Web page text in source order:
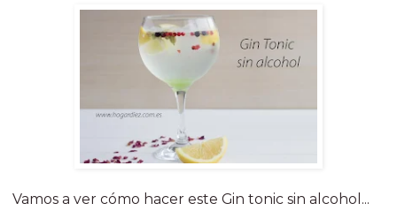
Vamos a ver cómo hacer este Gin tonic sin alcohol...